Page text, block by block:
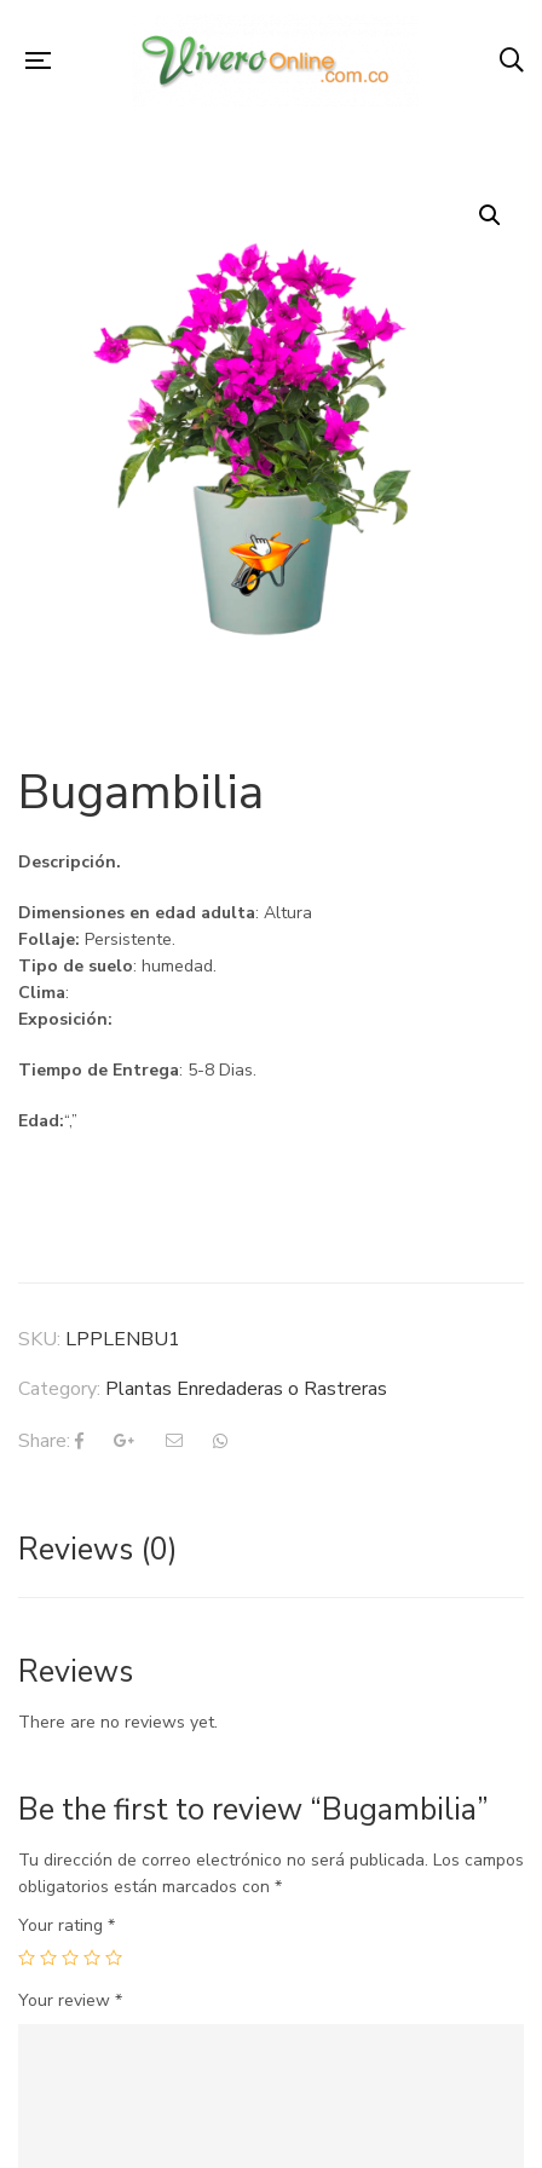
Bugambilia
Descripción.
Dimensiones en edad adulta: Altura
Follaje: Persistente.
Tipo de suelo: humedad.
Clima:
Exposición:
Tiempo de Entrega: 5-8 Dias.
Edad:“,”
SKU: LPPLENBU1
Category: Plantas Enredaderas o Rastreras
Share:
Reviews (0)
Reviews
There are no reviews yet.
Be the first to review “Bugambilia”
Tu dirección de correo electrónico no será publicada. Los campos
obligatorios están marcados con *
Your rating *
Your review *